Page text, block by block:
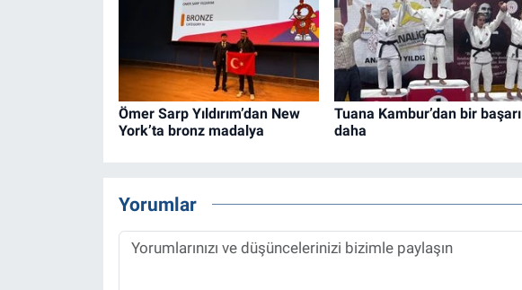
Ömer Sarp Yıldırım’dan New
York’ta bronz madalya
Tuana Kambur’dan bir başarı
daha
Yorumlar